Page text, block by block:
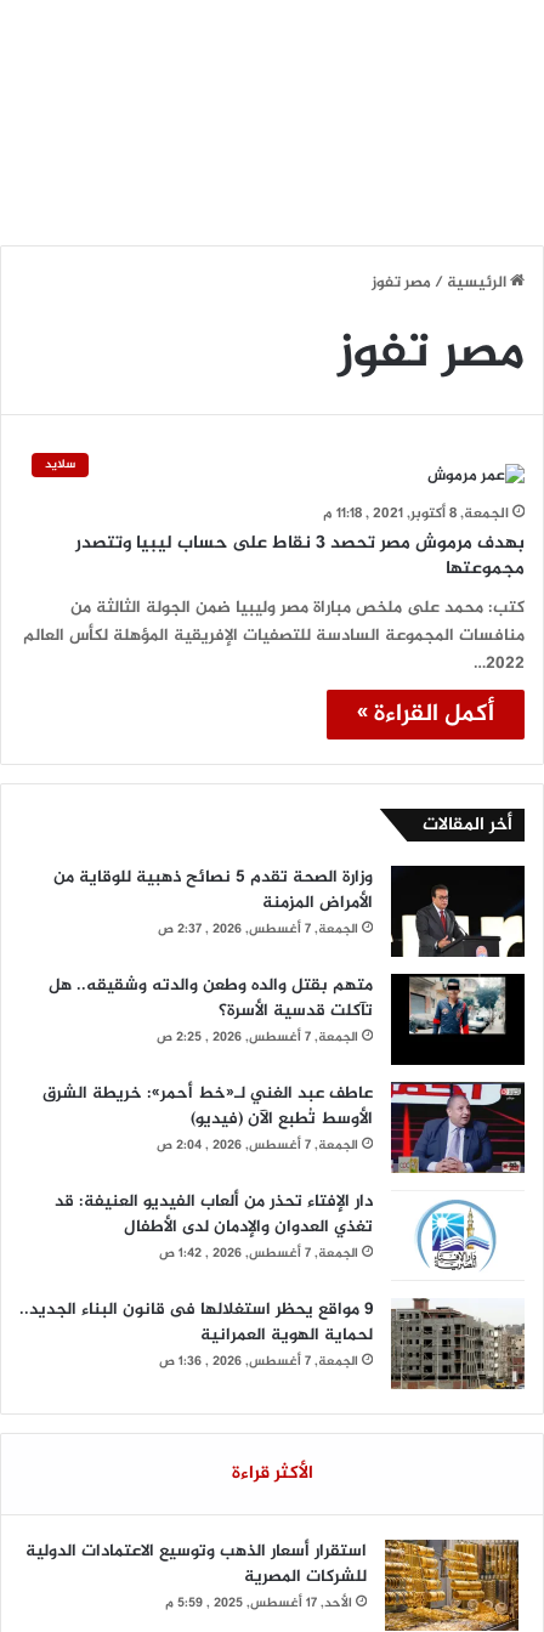
الرئيسية/مصر تفوز
مصر تفوز
سلايد
الجمعة, 8 أكتوبر, 2021 , 11:18 م
بهدف مرموش مصر تحصد 3 نقاط على حساب ليبيا وتتصدر
مجموعتها
كتب: محمد على ملخص مباراة مصر وليبيا ضمن الجولة الثالثة من
منافسات المجموعة السادسة للتصفيات الإفريقية المؤهلة لكأس العالم
2022…
أكمل القراءة »
أخر المقالات
وزارة الصحة تقدم 5 نصائح ذهبية للوقاية من
الأمراض المزمنة
الجمعة, 7 أغسطس, 2026 , 2:37 ص
متهم بقتل والده وطعن والدته وشقيقه.. هل
تآكلت قدسية الأسرة؟
الجمعة, 7 أغسطس, 2026 , 2:25 ص
عاطف عبد الغني لـ«خط أحمر»: خريطة الشرق
الأوسط تُطبع الآن (فيديو)
الجمعة, 7 أغسطس, 2026 , 2:04 ص
دار الإفتاء تحذر من ألعاب الفيديو العنيفة: قد
تغذي العدوان والإدمان لدى الأطفال
الجمعة, 7 أغسطس, 2026 , 1:42 ص
9 مواقع يحظر استغلالها فى قانون البناء الجديد..
لحماية الهوية العمرانية
الجمعة, 7 أغسطس, 2026 , 1:36 ص
الأكثر قراءة
استقرار أسعار الذهب وتوسيع الاعتمادات الدولية
للشركات المصرية
الأحد, 17 أغسطس, 2025 , 5:59 م